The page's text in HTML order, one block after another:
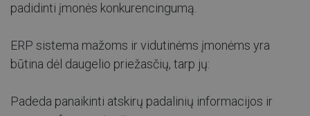
padidinti įmonės konkurencingumą.
ERP sistema mažoms ir vidutinėms įmonėms yra
būtina dėl daugelio priežasčių, tarp jų:
Padeda panaikinti atskirų padalinių informacijos ir